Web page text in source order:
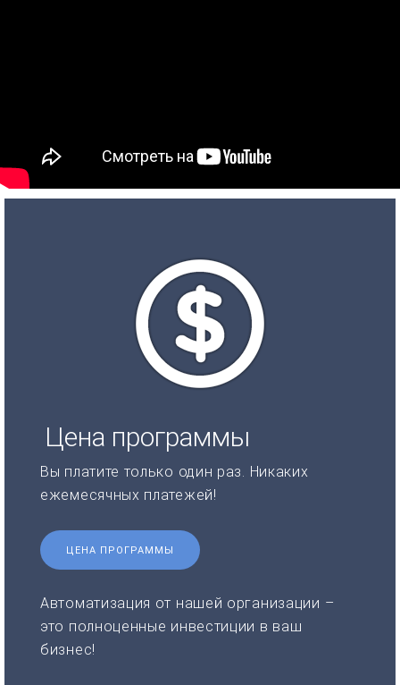
Цена программы
Вы платите только один раз. Никаких
ежемесячных платежей!
ЦЕНА ПРОГРАММЫ
Автоматизация от нашей организации –
это полноценные инвестиции в ваш
бизнес!